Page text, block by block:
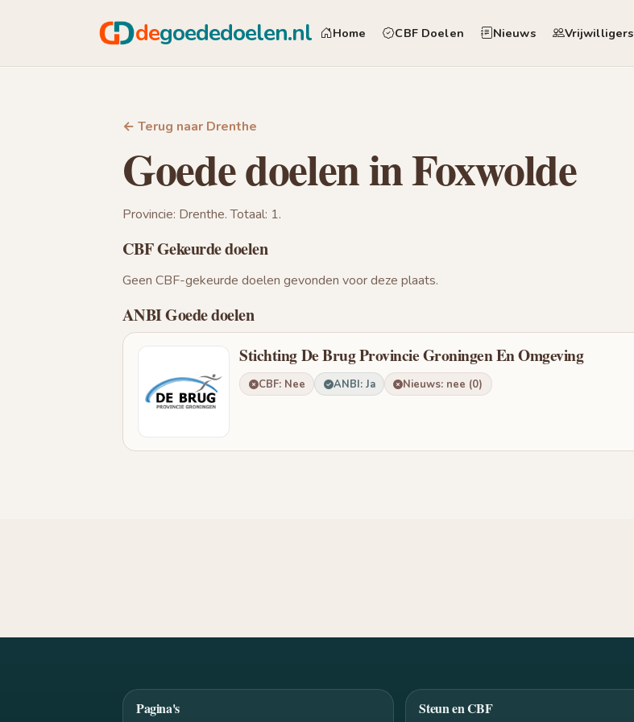
degoededoelen.nl Home CBF Doelen Nieuws Vrijwilligers
← Terug naar Drenthe
Goede doelen in Foxwolde
Provincie: Drenthe. Totaal: 1.
CBF Gekeurde doelen
Geen CBF-gekeurde doelen gevonden voor deze plaats.
ANBI Goede doelen
Stichting De Brug Provincie Groningen En Omgeving
CBF: Nee ANBI: Ja Nieuws: nee (0)
Pagina's Steun en CBF